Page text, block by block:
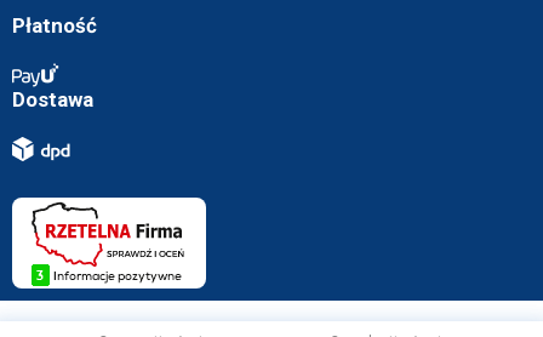
Płatność
Dostawa
Projekt i wykonanie z przez WebVIST